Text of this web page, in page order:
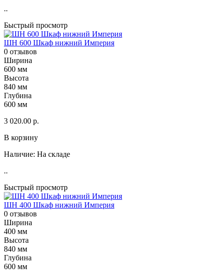
..
Быстрый просмотр
ШН 600 Шкаф нижний Империя
0 отзывов
Ширина
600 мм
Высота
840 мм
Глубина
600 мм
3 020.00 р.
В корзину
Наличие: На складе
..
Быстрый просмотр
ШН 400 Шкаф нижний Империя
0 отзывов
Ширина
400 мм
Высота
840 мм
Глубина
600 мм